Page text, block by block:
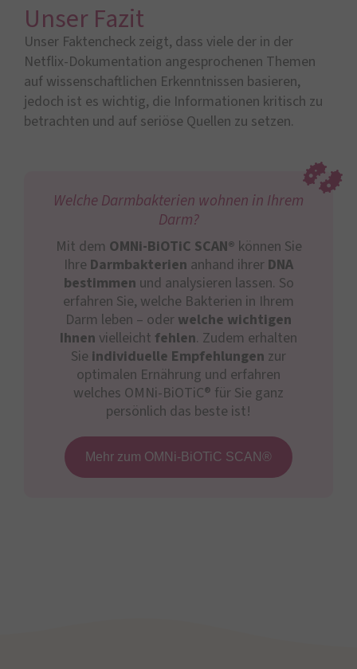
Unser Fazit
Unser Faktencheck zeigt, dass viele der in der
Netflix-Dokumentation angesprochenen Themen
auf wissenschaftlichen Erkenntnissen basieren,
jedoch ist es wichtig, die Informationen kritisch zu
betrachten und auf seriöse Quellen zu setzen.
Welche Darmbakterien wohnen in Ihrem
Darm?
Mit dem OMNi-BiOTiC SCAN® können Sie
Ihre Darmbakterien anhand ihrer DNA
bestimmen und analysieren lassen. So
erfahren Sie, welche Bakterien in Ihrem
Darm leben – oder welche wichtigen
Ihnen vielleicht fehlen. Zudem erhalten
Sie individuelle Empfehlungen zur
optimalen Ernährung und erfahren
welches OMNi-BiOTiC® für Sie ganz
persönlich das beste ist!
Mehr zum OMNi-BiOTiC SCAN®